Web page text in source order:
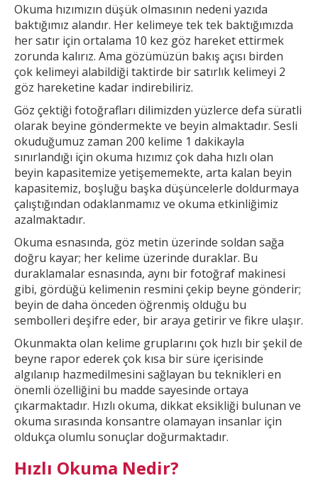
Okuma hızımızın düşük olmasının nedeni yazıda
baktığımız alandır. Her kelimeye tek tek baktığımızda
her satır için ortalama 10 kez göz hareket ettirmek
zorunda kalırız. Ama gözümüzün bakış açısı birden
çok kelimeyi alabildiği taktirde birsatırlık kelimeyi 2
göz hareketine kadar indirebiliriz.
Göz çektiği fotoğrafları dilimizden yüzlerce defa süratli
olarak beyine göndermekte ve beyin almaktadır. Sesli
okuduğumuz zaman 200 kelime 1 dakikayla
sınırlandığı için okuma hızımız çok daha hızlı olan
beyin kapasitemize yetişememekte, arta kalan beyin
kapasitemiz, boşluğu başka düşüncelerle doldurmaya
çalıştığından odaklanmamız ve okuma etkinliğimiz
azalmaktadır.
Okuma esnasında, göz metin üzerinde soldan sağa
doğru kayar; her kelime üzerinde duraklar. Bu
duraklamalar esnasında, aynı bir fotoğraf makinesi
gibi, gördüğü kelimenin resmini çekip beyne gönderir;
beyin de daha önceden öğrenmiş olduğu bu
sembolleri deşifre eder, bir araya getirir ve fikre ulaşır.
Okunmakta olan kelime gruplarını çok hızlı bir şekil de
beyne rapor ederek çok kısa bir süre içerisinde
algılanıp hazmedilmesini sağlayan bu teknikleri en
önemli özelliğini bu madde sayesinde ortaya
çıkarmaktadır. Hızlı okuma, dikkateksikliği bulunan ve
okuma sırasında konsantre olamayan insanlar için
oldukça olumlu sonuçlar doğurmaktadır.
Hızlı Okuma Nedir?